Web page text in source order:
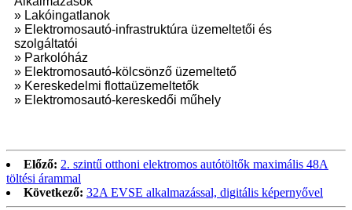
» Lakóingatlanok
» Elektromosautó-infrastruktúra üzemeltetői és
szolgáltatói
» Parkolóház
» Elektromosautó-kölcsönző üzemeltető
» Kereskedelmi flottaüzemeltetők
» Elektromosautó-kereskedői műhely
Előző: 2. szintű otthoni elektromos autótöltők maximális 48A
töltési árammal
Következő: 32A EVSE alkalmazással, digitális képernyővel